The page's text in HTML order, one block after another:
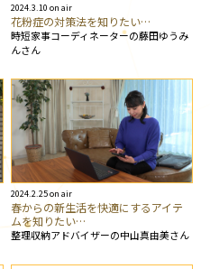
2024.3.10 on air
花粉症の対策法を知りたい…
時短家事コーディネーターの藤田ゆうみ
んさん
2024.2.25 on air
春からの新生活を快適にするアイテ
ムを知りたい…
整理収納アドバイザーの中山真由美さん